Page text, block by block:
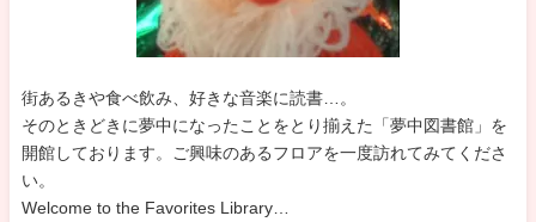
街あるきや食べ飲み、好きな音楽に読書…。
そのときどきに夢中になったことをとり揃えた「夢中図書館」を
開館しております。ご興味のあるフロアを一度訪れてみてくださ
い。
Welcome to the Favorites Library…